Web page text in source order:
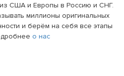
из США и Европы в Россию и СНГ.
миллионы оригинальных
и берём на себя все этапы
о нас